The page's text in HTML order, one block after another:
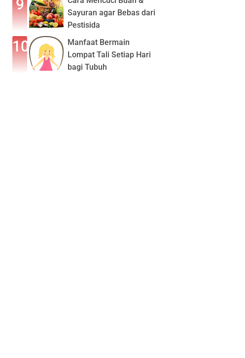
Sayuran agar Bebas dari
Pestisida
Manfaat Bermain
Lompat Tali Setiap Hari
bagi Tubuh